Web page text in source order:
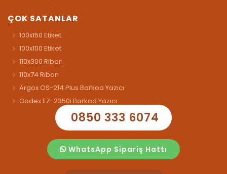
ÇOK SATANLAR
100x150 Etiket
100x100 Etiket
110x300 Ribon
110x74 Ribon
Argox OS-214 Plus Barkod Yazıcı
Godex EZ-2350i Barkod Yazıcı
0850 333 6074
WhatsApp Sipariş Hattı